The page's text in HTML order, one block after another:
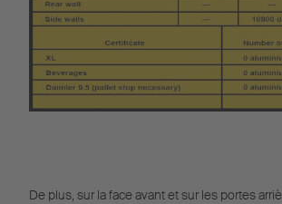
De plus, sur la face avant et sur les portes